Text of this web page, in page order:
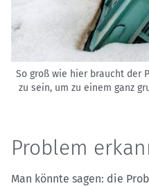
So groß wie hier braucht der
zu sein, um zu einem ganz
Problem
Man könnte sagen: die